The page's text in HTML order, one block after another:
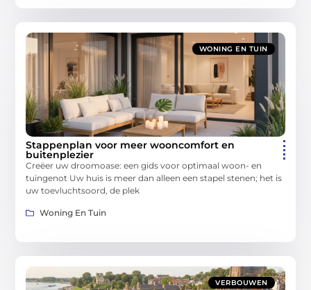
WONING EN TUIN
Stappenplan voor meer wooncomfort en
buitenplezier
Creëer uw droomoase: een gids voor optimaal woon- en
tuingenot Uw huis is meer dan alleen een stapel stenen; het is
uw toevluchtsoord, de plek
Woning En Tuin
VERBOUWEN